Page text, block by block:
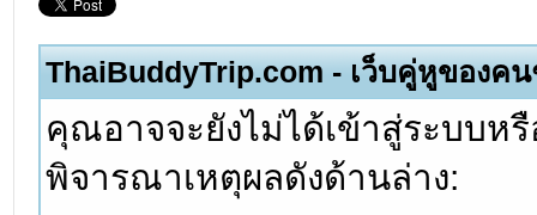
ThaiBuddyTrip.com - เว็บคู่หูของค
คุณอาจจะยังไม่ได้เข้าสู่ระบบ
พิจารณาเหตุผลดังด้านล่าง: